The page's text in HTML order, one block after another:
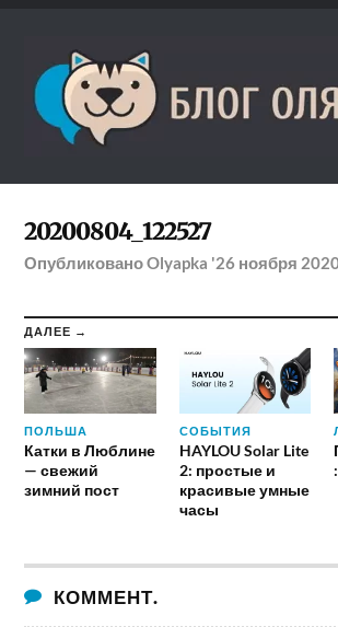
20200804_122527
ОпубликованоOlyapka '26 ноября
ДАЛЕЕ →
ПОЛЬША
Катки в Люблине
— свежий
зимний пост
СОБЫТИЯ
HAYLOU Solar Lite
2: простые и
красивые умные
часы
КОММЕНТ.